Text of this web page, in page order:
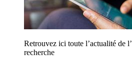
Retrouvez ici toute l’actualité de
recherche